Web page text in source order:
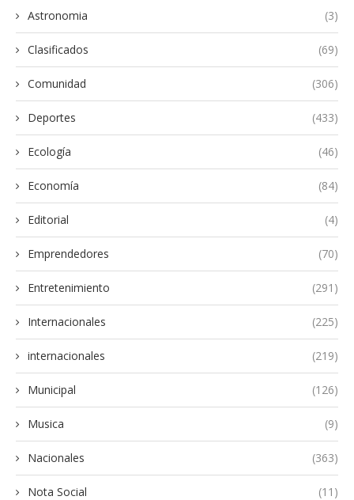
Astronomia (3)
Clasificados (69)
Comunidad (306)
Deportes (433)
Ecología (46)
Economía (84)
Editorial (4)
Emprendedores (70)
Entretenimiento (291)
Internacionales (225)
internacionales (219)
Municipal (126)
Musica (9)
Nacionales (363)
Nota Social (11)